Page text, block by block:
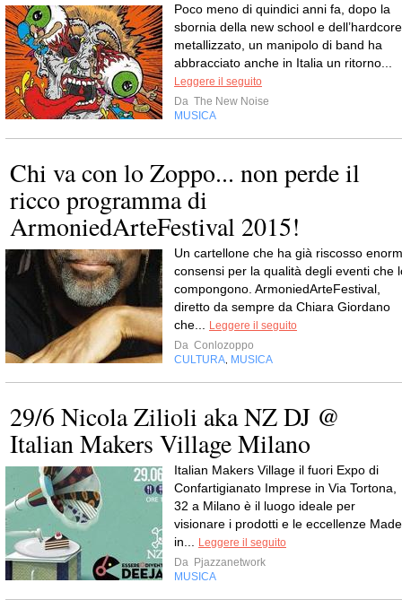
Poco meno di quindici anni fa, dopo la
sbornia della new school e dell’hardcore
metallizzato, un manipolo di band ha
abbracciato anche in Italia un ritorno...
Leggere il seguito
Da The New Noise
MUSICA
Chi va con lo Zoppo... non perde il
ricco programma di
ArmoniedArteFestival 2015!
Un cartellone che ha già riscosso
consensi per la qualità degli eventi che
compongono. ArmoniedArteFestival,
diretto da sempre da Chiara Giordano
che...
Leggere il seguito
Da Conlozoppo
CULTURA MUSICA
29/6 Nicola Zilioli aka NZ DJ @
Italian Makers Village Milano
Italian Makers Village il fuori Expo di
Confartigianato Imprese in Via Tortona,
32 a Milano è il luogo ideale per
visionare i prodotti e le eccellenze Made
in...
Leggere il seguito
Da Pjazzanetwork
MUSICA